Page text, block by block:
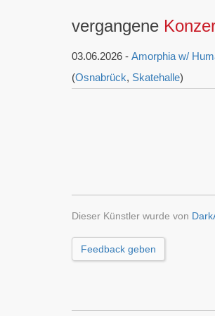
vergangene
03.06.2026 - Amorphia w/
(Osnabrück, Skatehalle)
Dieser Künstler wurde von
Feedback geben